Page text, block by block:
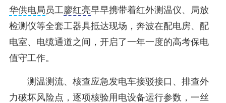
华供电局 员工 廖红亮早早携带着红外测温仪、局放
检测仪等全套工器具抵达现场，奔波在配电房、配
电室、电缆通道之间，开启了一年一度的高考保电
值守工作。
测温测流、核查应急发电车接驳接口、排查外
力破坏风险点，逐项核验用电设备运行参数，一丝